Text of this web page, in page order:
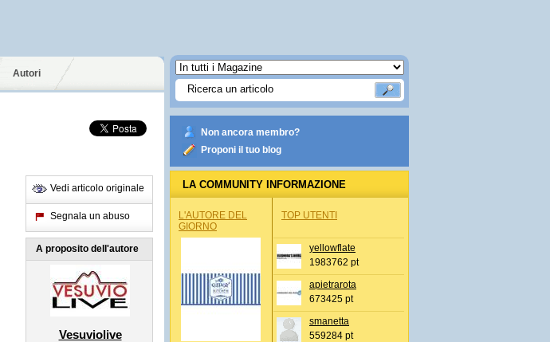
Autori
Vedi articolo originale
Segnala un abuso
A proposito dell'autore
Vesuviolive
Non ancora membro?
Proponi il tuo blog
LA COMMUNITY INFORMAZIONE
REGIONALE
L'AUTORE DEL
GIORNO
TOP UTENTI
yellowflate
1983762 pt
apietrarota
673425 pt
smanetta
559284 pt